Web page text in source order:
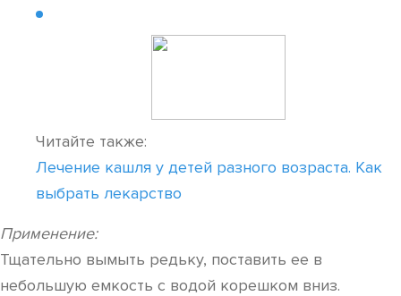
Читайте также:
Лечение кашля у детей разного возраста. Как
выбрать лекарство
Применение:
Тщательно вымыть редьку, поставить ее в
небольшую емкость с водой корешком вниз.